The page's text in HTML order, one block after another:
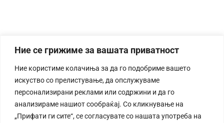
Ние се грижиме за вашата приватност
Ние користиме колачиња за да го подобриме вашето
искуство со прелистување, да опслужуваме
персонализирани реклами или содржини и да го
анализираме нашиот сообраќај. Со кликнување на
„Прифати ги сите“, се согласувате со нашата употреба на